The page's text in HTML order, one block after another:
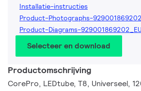
Installatie-instructies
Product-Photographs-
Product-Diagrams-929001869202_EU
Selecteer en download
Productomschrijving
CorePro, LEDtube, T8, Universeel,